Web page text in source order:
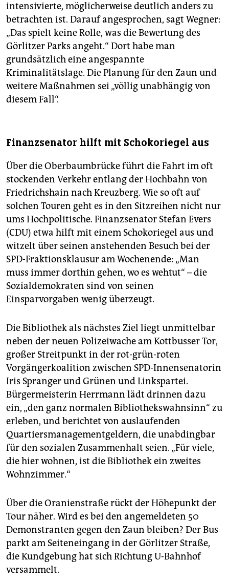
intensivierte, möglicherweise deutlich anders zu
betrachten ist. Darauf angesprochen, sagt Wegner:
„Das spielt keine Rolle, was die Bewertung des
Görlitzer Parks angeht.“ Dort habe man
grundsätzlich eine angespannte
Kriminalitätslage. Die Planung für den Zaun und
weitere Maßnahmen sei „völlig unabhängig von
diesem Fall“.
Finanzsenator hilft mit Schokoriegel aus
Über die Oberbaumbrücke führt die Fahrt im oft
stockenden Verkehr entlang der Hochbahn von
Friedrichshain nach Kreuzberg. Wie so oft auf
solchen Touren geht es in den Sitzreihen nicht nur
ums Hochpolitische. Finanzsenator Stefan Evers
(CDU) etwa hilft mit einem Schokoriegel aus und
witzelt über seinen anstehenden Besuch bei der
SPD-Fraktionsklausur am Wochenende: „Man
muss immer dorthin gehen, wo es wehtut“ – die
Sozialdemokraten sind von seinen
Einsparvorgaben wenig überzeugt.
Die Bibliothek als nächstes Ziel liegt unmittelbar
neben der neuen Polizeiwache am Kottbusser Tor,
großer Streitpunkt in der rot-grün-roten
Vorgängerkoalition zwischen SPD-Innensenatorin
Iris Spranger und Grünen und Linkspartei.
Bürgermeisterin Herrmann lädt drinnen dazu
ein, „den ganz normalen Bibliothekswahnsinn“ zu
erleben, und berichtet von auslaufenden
Quartiersmanagementgeldern, die unabdingbar
für den sozialen Zusammenhalt seien. „Für viele,
die hier wohnen, ist die Bibliothek ein zweites
Wohnzimmer.“
Über die Oranienstraße rückt der Höhepunkt der
Tour näher. Wird es bei den angemeldeten 50
Demonstranten gegen den Zaun bleiben? Der Bus
parkt am Seiteneingang in der Görlitzer Straße,
die Kundgebung hat sich Richtung U-Bahnhof
versammelt.